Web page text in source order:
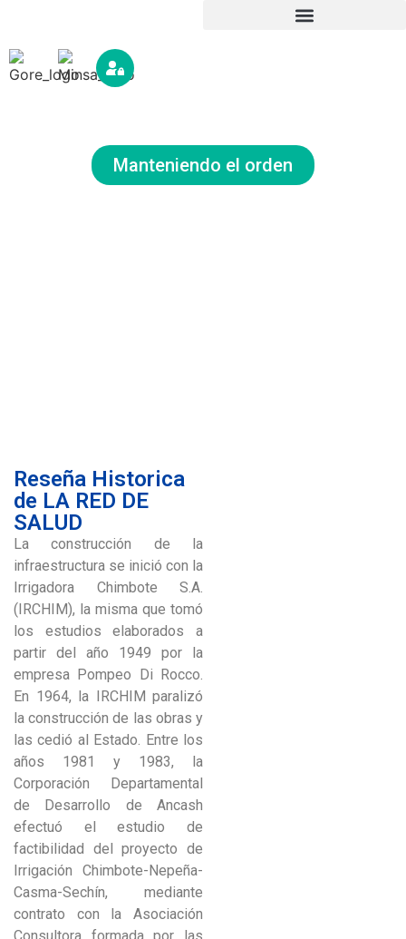
Manteniendo el orden
Reseña Historica
de LA RED DE
SALUD
La construcción de la
infraestructura se inició con la
Irrigadora Chimbote S.A.
(IRCHIM), la misma que tomó
los estudios elaborados a
partir del año 1949 por la
empresa Pompeo Di Rocco.
En 1964, la IRCHIM paralizó
la construcción de las obras y
las cedió al Estado. Entre los
años 1981 y 1983, la
Corporación Departamental
de Desarrollo de Ancash
efectuó el estudio de
factibilidad del proyecto de
Irrigación Chimbote-Nepeña-
Casma-Sechín, mediante
contrato con la Asociación